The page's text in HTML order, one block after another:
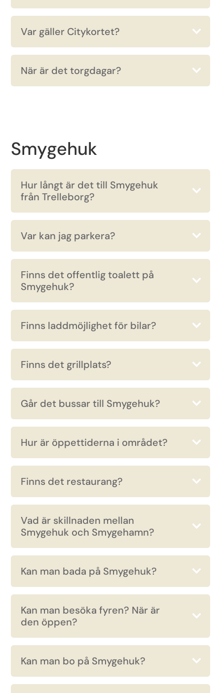
Var gäller Citykortet?
När är det torgdagar?
Smygehuk
Hur långt är det till Smygehuk
från Trelleborg?
Var kan jag parkera?
Finns det offentlig toalett på
Smygehuk?
Finns laddmöjlighet för bilar?
Finns det grillplats?
Går det bussar till Smygehuk?
Hur är öppettiderna i området?
Finns det restaurang?
Vad är skillnaden mellan
Smygehuk och Smygehamn?
Kan man bada på Smygehuk?
Kan man besöka fyren? När är
den öppen?
Kan man bo på Smygehuk?